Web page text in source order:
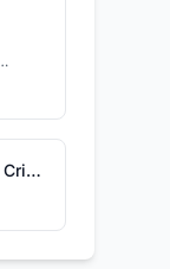
Abracadabra Centro Estetico di Cristina Longhi